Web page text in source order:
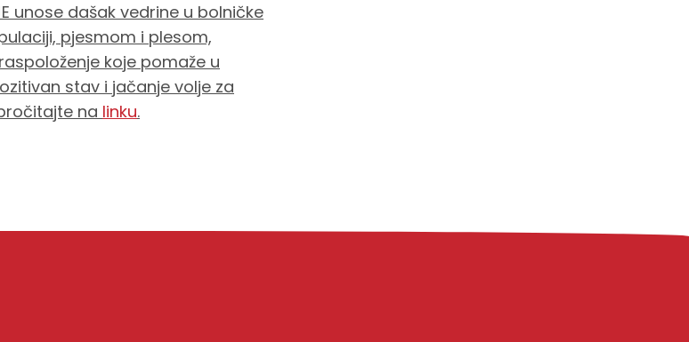
unose dašak vedrine u bolničke
pjesmom i plesom,
koje pomaže u
stav i jačanje volje za
na linku.